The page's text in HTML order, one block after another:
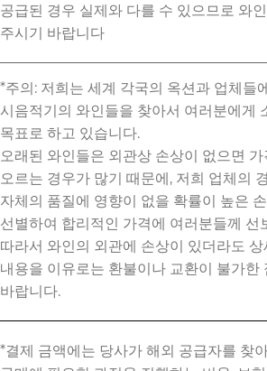
*주의: 저희는 세계 각국의 옥션과 업체들
시음적기의 와인들을 찾아서 여러분에게
목표로 하고 있습니다.
오래된 와인들은 외관상 손상이 없으면
오르는 경우가 많기 때문에, 저희 업체의
자체의 품질에 영향이 없을 확률이 높은
선별하여 합리적인 가격에 여러분들께 선
따라서 와인의 외관에 손상이 있더라도
내용을 이유로는 환불이나 교환이 불가한
바랍니다.